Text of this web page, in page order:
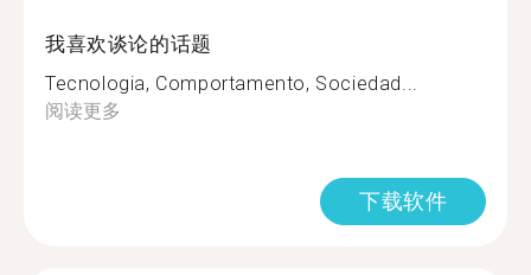
我喜欢谈论的话题
Tecnologia, Comportamento, Sociedad...
阅读更多
下载软件